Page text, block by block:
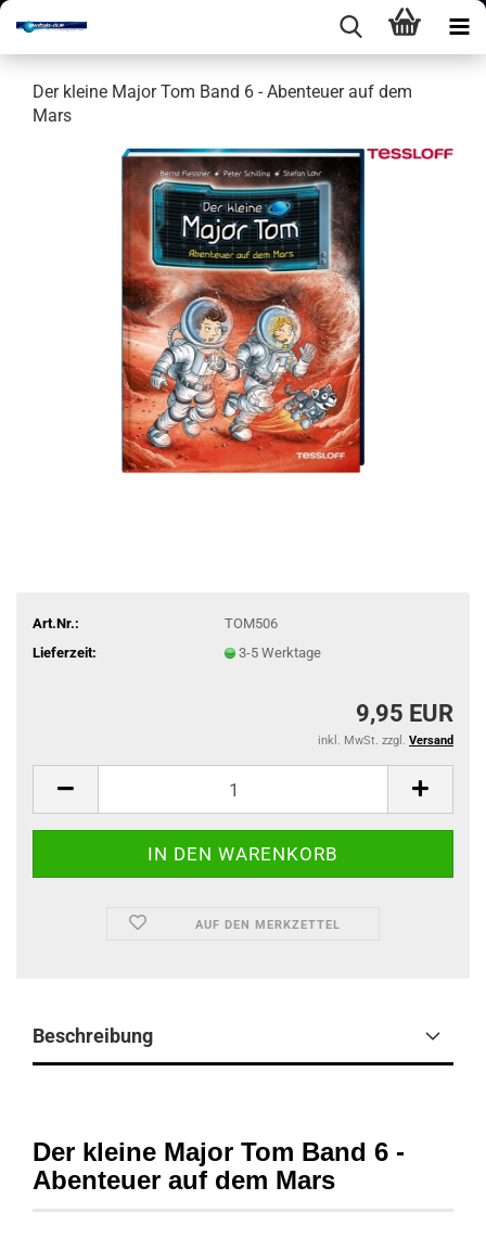
Der klei­ne Major Tom Band 6 - Aben­teu­er auf dem
Mars
Art.Nr.:
TOM506
Lieferzeit:
3-5 Werktage
9,95 EUR
inkl. MwSt. zzgl. Versand
AUF DEN MERKZETTEL
Beschreibung
Der kleine Major Tom Band 6 -
Abenteuer auf dem Mars